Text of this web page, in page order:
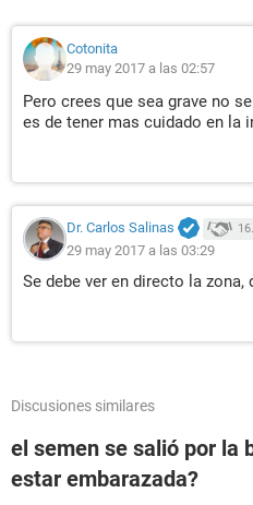
Cotonita
29 may 2017 a las 02:57
Pero crees que sea grave no
es de tener mas cuidado en la
Dr. Carlos Salinas
29 may 2017 a las 03:29
Se debe ver en directo la
Discusiones similares
el semen se salió por la
estar embarazada?